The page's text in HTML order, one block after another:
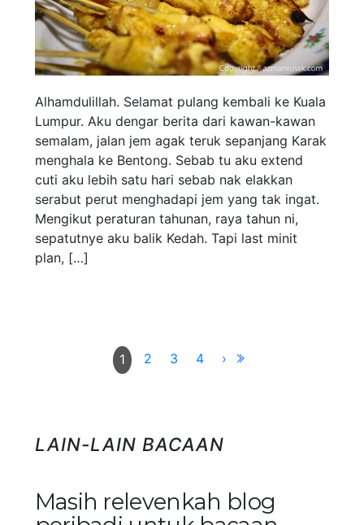
Alhamdulillah. Selamat pulang kembali ke Kuala
Lumpur. Aku dengar berita dari kawan-kawan
semalam, jalan jem agak teruk sepanjang Karak
menghala ke Bentong. Sebab tu aku extend
cuti aku lebih satu hari sebab nak elakkan
serabut perut menghadapi jem yang tak ingat.
Mengikut peraturan tahunan, raya tahun ni,
sepatutnye aku balik Kedah. Tapi last minit
plan, […]
1 2 3 4 ›
LAIN-LAIN BACAAN
Masih relevenkah blog